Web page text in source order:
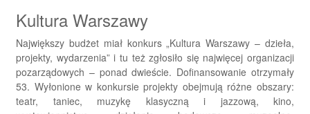
Kultura Warszawy
Największy budżet miał konkurs „Kultura Warszawy – dzieła,
projekty, wydarzenia” i tu też zgłosiło się najwięcej organizacji
pozarządowych – ponad dwieście. Dofinansowanie otrzymały
53. Wyłonione w konkursie projekty obejmują różne obszary:
teatr, taniec, muzykę klasyczną i jazzową, kino,